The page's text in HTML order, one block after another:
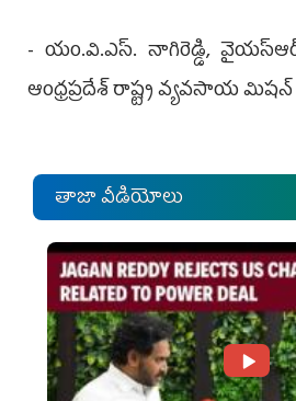
- యం.వి.ఎస్. నాగిరెడ్డి,
ఆంధ్రప్రదేశ్ రాష్ట్ర వ్యవసాయ
తాజా వీడియోలు